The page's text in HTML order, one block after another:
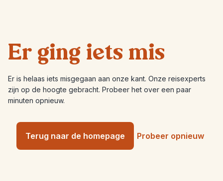
Er ging iets mis
Er is helaas iets misgegaan aan onze kant. Onze reisexperts
zijn op de hoogte gebracht. Probeer het over een paar
minuten opnieuw.
Terug naar de homepage Probeer opnieuw